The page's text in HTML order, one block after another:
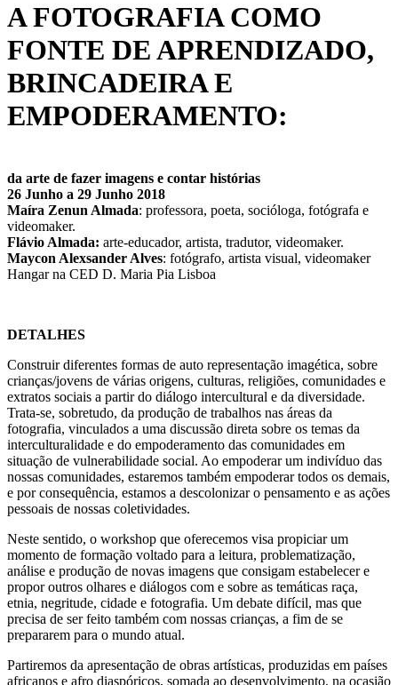
A FOTOGRAFIA COMO
FONTE DE APRENDIZADO,
BRINCADEIRA E
EMPODERAMENTO:
da arte de fazer imagens e contar histórias
26 Junho a 29 Junho 2018
Maíra Zenun Almada: professora, poeta, socióloga, fotógrafa e
videomaker.
Flávio Almada: arte-educador, artista, tradutor, videomaker.
Maycon Alexsander Alves: fotógrafo, artista visual, videomaker
Hangar na CED D. Maria Pia Lisboa
DETALHES
Construir diferentes formas de auto representação imagética, sobre
crianças/jovens de várias origens, culturas, religiões, comunidades e
extratos sociais a partir do diálogo intercultural e da diversidade.
Trata-se, sobretudo, da produção de trabalhos nas áreas da
fotografia, vinculados a uma discussão direta sobre os temas da
interculturalidade e do empoderamento das comunidades em
situação de vulnerabilidade social. Ao empoderar um indivíduo das
nossas comunidades, estaremos também empoderar todos os demais,
e por consequência, estamos a descolonizar o pensamento e as ações
pessoais de nossas coletividades.
Neste sentido, o workshop que oferecemos visa propiciar um
momento de formação voltado para a leitura, problematização,
análise e produção de novas imagens que consigam estabelecer e
propor outros olhares e diálogos com e sobre as temáticas raça,
etnia, negritude, cidade e fotografia. Um debate difícil, mas que
precisa de ser feito também com nossas crianças, a fim de se
prepararem para o mundo atual.
Partiremos da apresentação de obras artísticas, produzidas em países
africanos e afro diaspóricos, somada ao desenvolvimento, na ocasião